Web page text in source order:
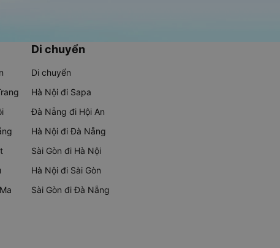
Di chuyển
Di chuyển
Hà Nội đi Sapa
Đà Nẵng đi Hội An
Hà Nội đi Đà Nẵng
Sài Gòn đi Hà Nội
Hà Nội đi Sài Gòn
Sài Gòn đi Đà Nẵng